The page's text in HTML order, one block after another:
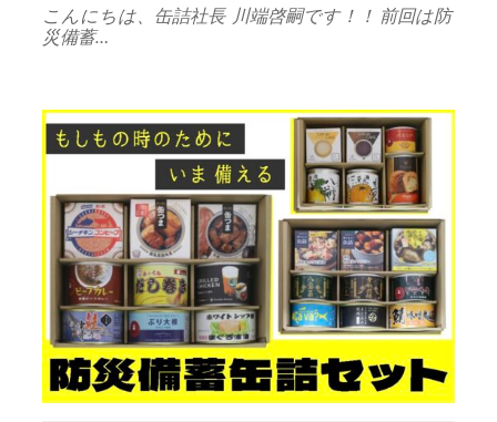
こんにちは、缶詰社長 川端啓嗣です！！ 前回は防
災備蓄…